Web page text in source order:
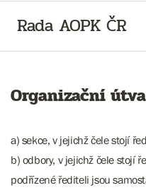
Rada AOPK ČR
Organizační
a) sekce, v jejichž čele stojí
b) odbory, v jejichž čele stojí
podřízené řediteli jsou